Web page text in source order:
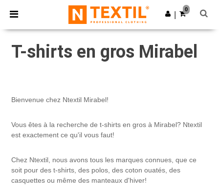
× Appli Ntextil
Meilleurs prix sur l’app !
Obtenir l'appli
0
T-shirts en gros Mirabel
Bienvenue chez Ntextil Mirabel!
Vous êtes à la recherche de t-shirts en gros à Mirabel? Ntextil
est exactement ce qu'il vous faut!
Chez Ntextil, nous avons tous les marques connues, que ce
soit pour des t-shirts, des polos, des coton ouatés, des
casquettes ou même des manteaux d'hiver!